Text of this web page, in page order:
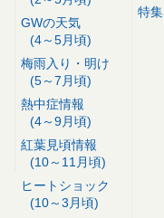
GWの天気
(4～5月頃)
梅雨入り・明け
(5～7月頃)
熱中症情報
(4～9月頃)
紅葉見頃情報
(10～11月頃)
ヒートショック
(10～3月頃)
特集